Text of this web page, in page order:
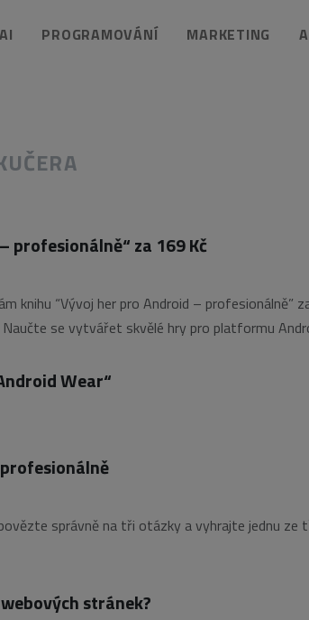
AI PROGRAMOVÁNÍ MARKETING
profesionálně“ za 169 Kč
knihu “Vývoj her pro Android – profesionálně”
se vytvářet skvělé hry pro platformu
Wear“
správně na tři otázky a vyhrajte jednu ze
stránek?